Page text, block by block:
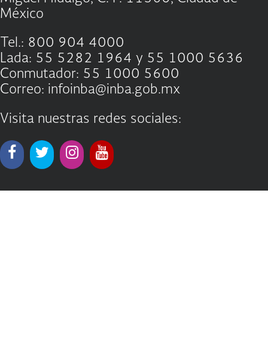
México
Tel.: 800 904 4000
Lada: 55 5282 1964 y 55 1000 5636
Conmutador: 55 1000 5600
Correo: infoinba@inba.gob.mx
Visita nuestras redes sociales: